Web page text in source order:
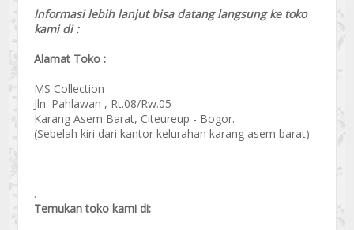
Informasi lebih lanjut bisa datang langsung ke toko
kami di :
Alamat Toko :
MS Collection
Jln. Pahlawan , Rt.08/Rw.05
Karang Asem Barat, Citeureup - Bogor.
(Sebelah kiri dari kantor kelurahan karang asem barat)
.
Temukan toko kami di: